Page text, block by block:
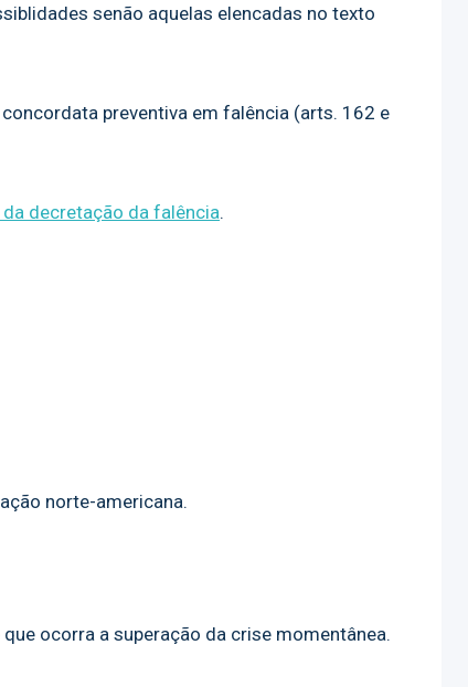
senão aquelas elencadas no texto
preventiva em falência (arts. 162 e
decretação da falência.
norte-americana.
ocorra a superação da crise momentânea.